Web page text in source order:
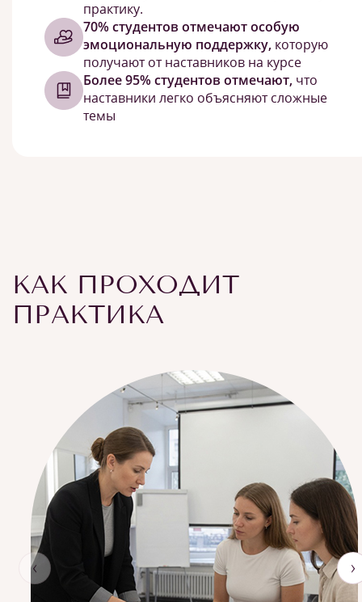
практику.
70% студентов отмечают особую
эмоциональную поддержку, которую
получают от наставников на курсе
Более 95% студентов отмечают, что
наставники легко объясняют сложные
темы
КАК ПРОХОДИТ
ПРАКТИКА
‹ ›